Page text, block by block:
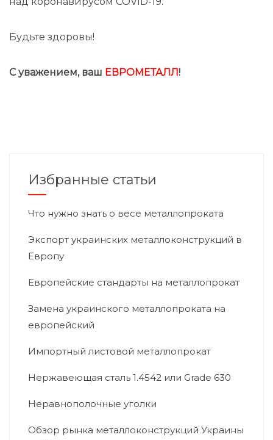
Будьте здоровы!
С уважением, ваш ЕВРОМЕТАЛЛ!
Избранные статьи
Что нужно знать о весе металлопроката
Экспорт украинских металлоконструкций в
Европу
Европейские стандарты на металлопрокат
Замена украинского металлопроката на
европейский
Импортный листовой металлопрокат
Нержавеющая сталь 1.4542 или Grade 630
Неравнополочные уголки
Обзор рынка металлоконструкций Украины